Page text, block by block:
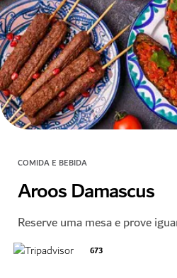
COMIDA E BEBIDA
Aroos Damascus
Reserve uma mesa e prove
673